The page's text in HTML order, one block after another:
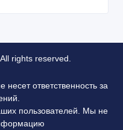
rights reserved.
ответственность за
пользователей. Мы не